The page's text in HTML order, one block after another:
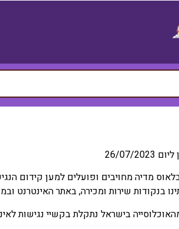
07/2023
מדיה מחויבים ופועלים למען קידום
בנקודות שירות ומכירה, באתר האינטרנט
בישראל נתקלת בקשיי נגישות